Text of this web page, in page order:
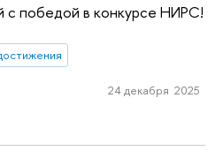
с победой в конкурсе НИРС!
24 декабря 2025